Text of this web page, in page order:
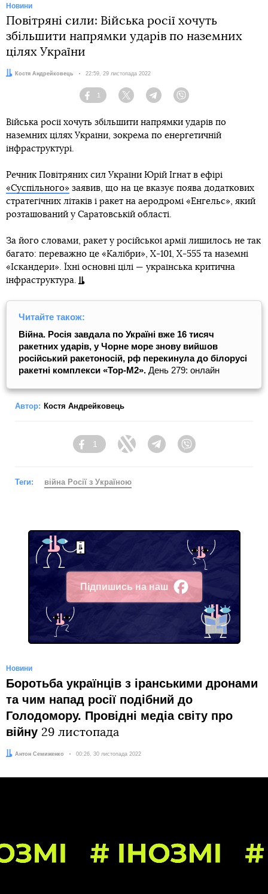
Новини
Повітряні сили: Війська росії хочуть
збільшити напрямки ударів по наземних
цілях України
Автор:Костя Андрейковець Дата:
22:59, 29 листопада 2022
Facebook
1
Twitter TelegramViber
Війська росії хочуть збільшити напрямки ударів по
наземних цілях України, зокрема по енергетичній
інфраструктурі.
Речник Повітряних сил України Юрій Ігнат в ефірі
«Суспільного» заявив, що на це вказує поява додаткових
стратегічних літаків і ракет на аеродромі «Енгельс», який
розташований у Саратовській області.
За його словами, ракет у російської армії лишилось не так
багато: переважно це «Калібри», Х-101, Х-555 та наземні
«Іскандери». Їхні основні цілі — українська критична
інфраструктура.
Читайте також:
Війна. Росія завдала по Україні вже 16 тисяч
ракетних ударів, у Чорне море знову вийшов
російський ракетоносій, рф перекинула до білорусі
ракетні комплекси «Тор-М2». День 279: онлайн
Автор: Костя Андрейковець
Facebook
1
Twitter TelegramViber
Теги: війна Росії з Україною
Підпишись на наш
Facebook
Новини
Боротьба українців з іранськими дронами
та чим напад росії подібний до
Голодомору. Провідні медіа світу про
війну 29 листопада
Автор:
Антон Семиженко Дата:
00:26, 30 листопада 2022